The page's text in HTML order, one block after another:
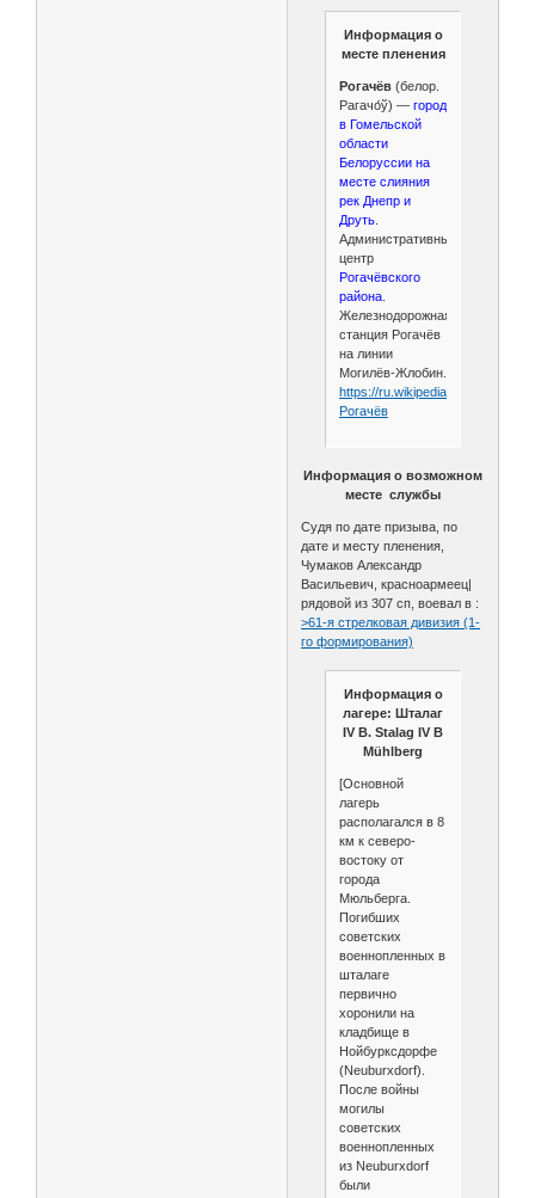
Информация о
месте пленения
Рогачёв(белор.
Рагачо́ў) — город
в Гомельской
области
Белоруссии на
месте слияния
рек Днепр и
Друть.
Административный
центр
Рогачёвского
района.
Железнодорожная
станция Рогачёв
на линии
Могилёв-Жлобин.
https://ru.wikipedia.org/wiki/
Рогачёв
Информация о возможном
месте службы
Судя по дате призыва, по
дате и месту пленения,
Чумаков Александр
Васильевич, красноармеец|
рядовой из 307 сп, воевал в :
>61-я стрелковая дивизия (1-
го формирования)
Информация о
лагере: Шталаг
IV B. Stalag IV B
Mühlberg
[Основной
лагерь
располагался в 8
км к северо-
востоку от
города
Мюльберга.
Погибших
советских
военнопленных в
шталаге
первично
хоронили на
кладбище в
Нойбурксдорфе
(Neuburxdorf).
После войны
могилы
советских
военнопленных
из Neuburxdorf
были